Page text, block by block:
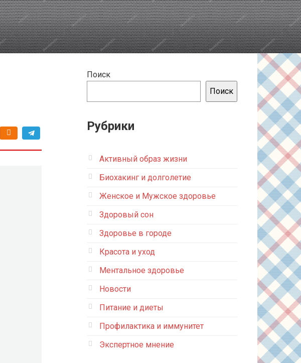
Поиск
Поиск
Рубрики
Активный образ жизни
Биохакинг и долголетие
Женское и Мужское здоровье
Здоровый сон
Здоровье в городе
Красота и уход
Ментальное здоровье
Новости
Питание и диеты
Профилактика и иммунитет
Экспертное мнение